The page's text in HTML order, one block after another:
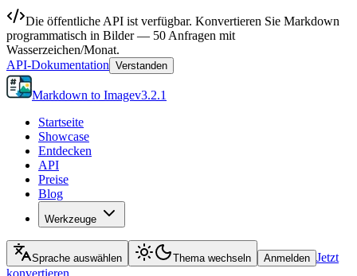
Die öffentliche API ist verfügbar. Konvertieren Sie Markdown
programmatisch in Bilder — 50 Anfragen mit
Wasserzeichen/Monat.
API-Dokumentation Verstanden
Markdown to Imagev3.2.1
Startseite
Showcase
Entdecken
API
Preise
Blog
Werkzeuge
Sprache auswählen Thema wechseln Anmelden Jetzt
konvertieren